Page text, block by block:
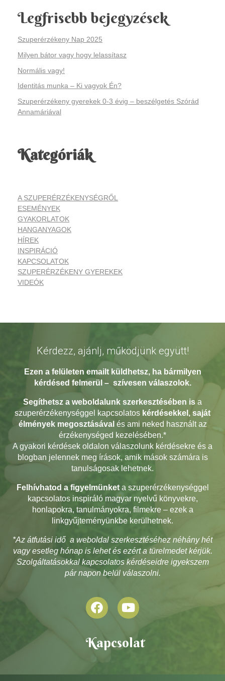
Legfrisebb bejegyzések
Szuperérzékeny Nap 2025
Milyen bátor vagy hogy lelassítasz
Normális vagy!
Identitás munka – Ki vagyok Én?
Szuperérzékeny gyerekek 0-3 évig – beszélgetés Szórád
Annamáriával
Kategóriák
A SZUPERÉRZÉKENYSÉGRŐL
ESEMÉNYEK
GYAKORLATOK
HANGANYAGOK
HÍREK
INSPIRÁCIÓ
KAPCSOLATOK
SZUPERÉRZÉKENY GYEREKEK
VIDEÓK
Kérdezz, ajánlj, működjünk együtt!
Ezen a felületen emailt küldhetsz, ha bármilyen
kérdésed felmerül – szívesen válaszolok.
Segíthetsz a weboldalunk szerkesztésében is a
szuperérzékenységgel kapcsolatos kérdésekkel, saját
élmények megosztásával és ami neked használt az
érzékenységed kezelésében.*
A gyakori kérdések oldalon válaszolunk kérdésekre és a
blogban jelennek meg írások, amik mások számára is
tanulságosak lehetnek.
Felhívhatod a figyelmünketa szuperérzékenységgel
kapcsolatos inspiráló magyar nyelvű könyvekre,
honlapokra, tanulmányokra, filmekre – ezek a
linkgyűjteményünkbe kerülhetnek.
*Az átfutási idő a weboldal szerkesztéséhez néhány hét
vagy esetleg hónap is lehet és ezért a türelmedet kérjük.
Szolgáltatásokkal kapcsolatos kérdéseidre igyekszem
pár napon belül válaszolni.
Kapcsolat